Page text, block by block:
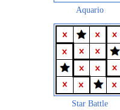
Aquario
Star Battle